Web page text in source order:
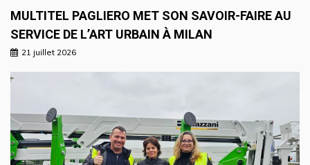
MULTITEL PAGLIERO MET SON SAVOIR-FAIRE AU
SERVICE DE L’ART URBAIN À MILAN
21 juillet 2026